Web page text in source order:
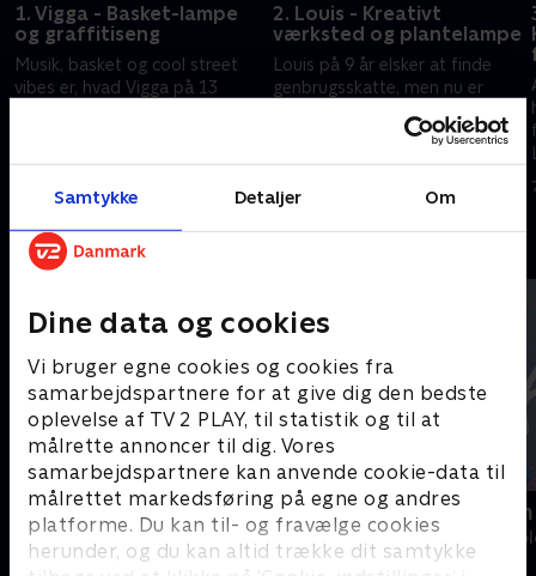
Samtykke Detaljer Om
Dine data og cookies
Vi bruger egne cookies og cookies fra
samarbejdspartnere for at give dig den bedste
oplevelse af TV 2 PLAY, til statistik og til at
målrette annoncer til dig. Vores
samarbejdspartnere kan anvende cookie-data til
målrettet markedsføring på egne og andres
platforme. Du kan til- og fravælge cookies
herunder, og du kan altid trække dit samtykke
1. Vigga - Basket-lampe
og graffitiseng
Musik, basket og cool street
vibes er, hvad Vigga på 13
7. februar 2026 • 25 min
2. Louis - Kreativt
værksted og plantelampe
Louis på 9 år elsker at finde
genbrugsskatte, men nu er
hans fund. Kan Astrid og
7. februar 2026 • 25 min
Andre så også
Slikbyggerne
Børne-underholdning • 3 sæsoner
Kreaklubben
Børne-